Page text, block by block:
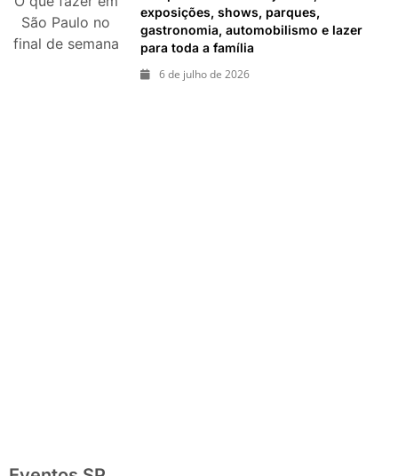
exposições e
passeios
imperdíveis
São Paulo no
final de semana
exposições, shows, parques,
gastronomia, automobilismo e lazer
para toda a família
6 de julho de 2026